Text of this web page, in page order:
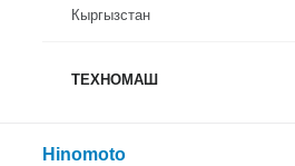
Кыргызстан
ТЕХНОМАШ
Hinomoto